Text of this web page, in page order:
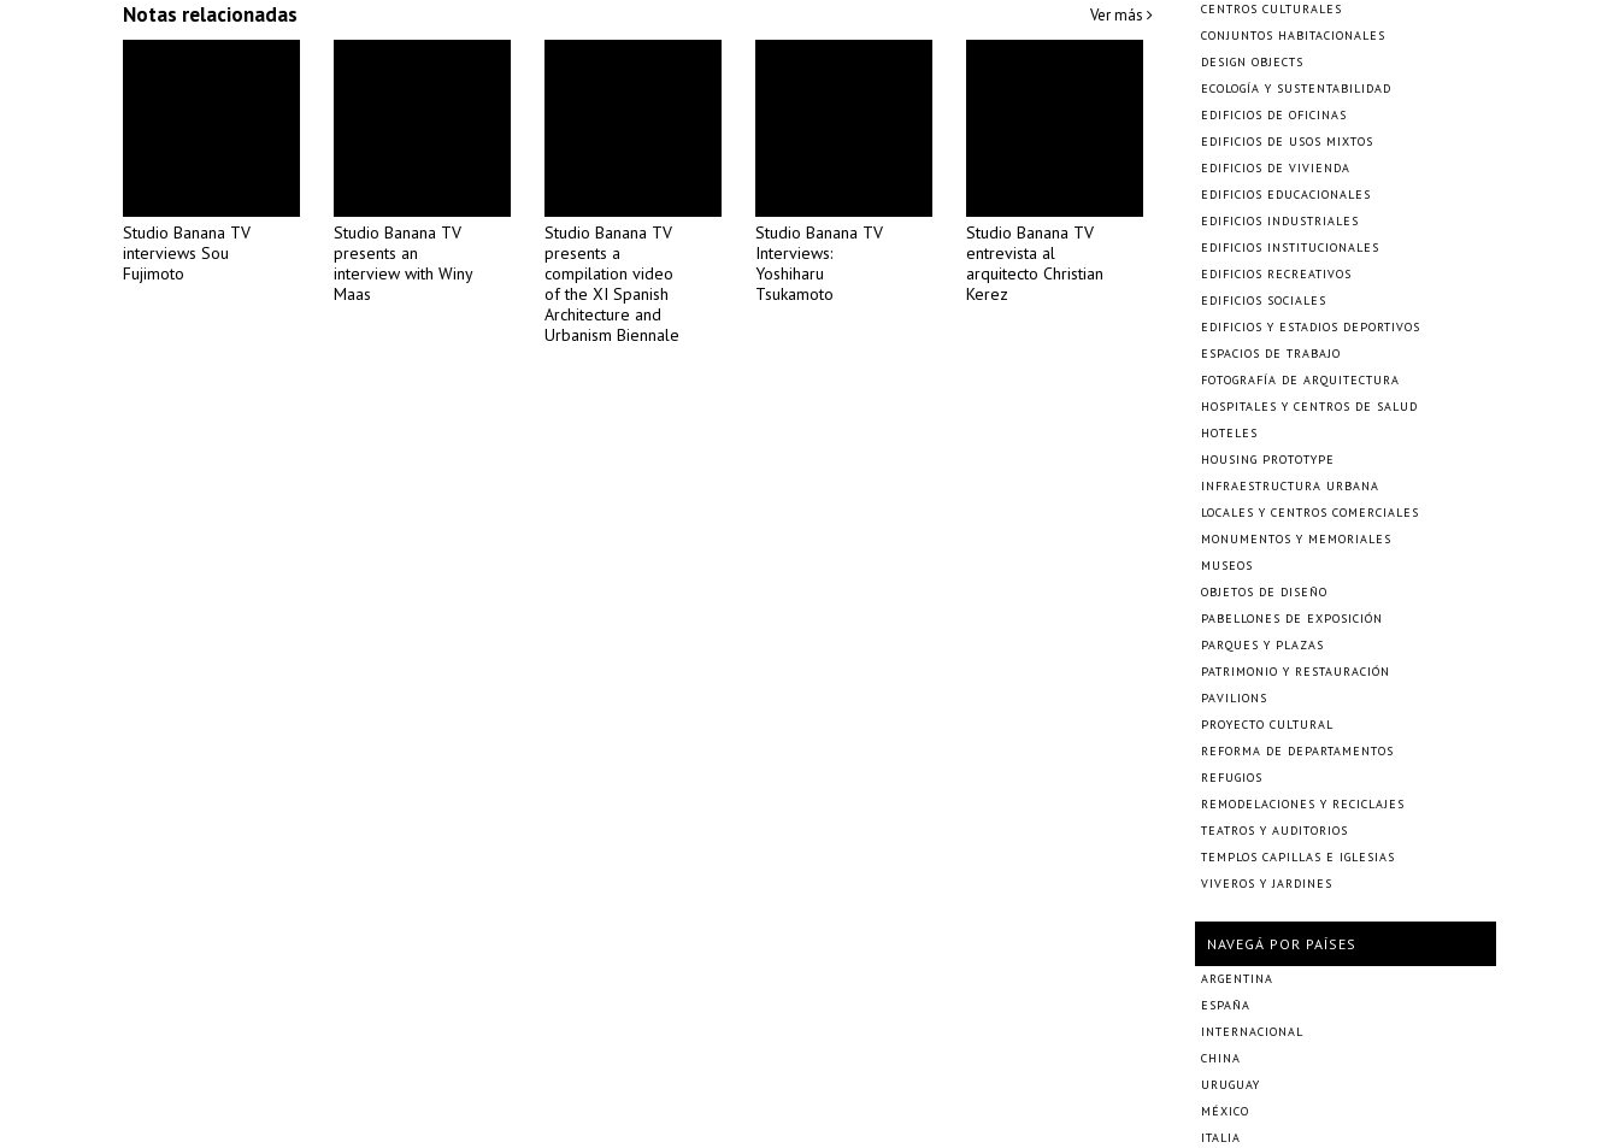
Notas relacionadas Ver más
Studio Banana TV
interviews Sou
Fujimoto
Studio Banana TV
presents an
interview with Winy
Maas
Studio Banana TV
presents a
compilation video
of the XI Spanish
Architecture and
Urbanism Biennale
Studio Banana TV
Interviews:
Yoshiharu
Tsukamoto
Studio Banana TV
entrevista al
arquitecto Christian
Kerez
CENTROS CULTURALES
CONJUNTOS HABITACIONALES
DESIGN OBJECTS
ECOLOGÍA Y SUSTENTABILIDAD
EDIFICIOS DE OFICINAS
EDIFICIOS DE USOS MIXTOS
EDIFICIOS DE VIVIENDA
EDIFICIOS EDUCACIONALES
EDIFICIOS INDUSTRIALES
EDIFICIOS INSTITUCIONALES
EDIFICIOS RECREATIVOS
EDIFICIOS SOCIALES
EDIFICIOS Y ESTADIOS DEPORTIVOS
ESPACIOS DE TRABAJO
FOTOGRAFÍA DE ARQUITECTURA
HOSPITALES Y CENTROS DE SALUD
HOTELES
HOUSING PROTOTYPE
INFRAESTRUCTURA URBANA
LOCALES Y CENTROS COMERCIALES
MONUMENTOS Y MEMORIALES
MUSEOS
OBJETOS DE DISEÑO
PABELLONES DE EXPOSICIÓN
PARQUES Y PLAZAS
PATRIMONIO Y RESTAURACIÓN
PAVILIONS
PROYECTO CULTURAL
REFORMA DE DEPARTAMENTOS
REFUGIOS
REMODELACIONES Y RECICLAJES
TEATROS Y AUDITORIOS
TEMPLOS CAPILLAS E IGLESIAS
VIVEROS Y JARDINES
NAVEGÁ POR PAÍSES
ARGENTINA
ESPAÑA
INTERNACIONAL
CHINA
URUGUAY
MÉXICO
ITALIA